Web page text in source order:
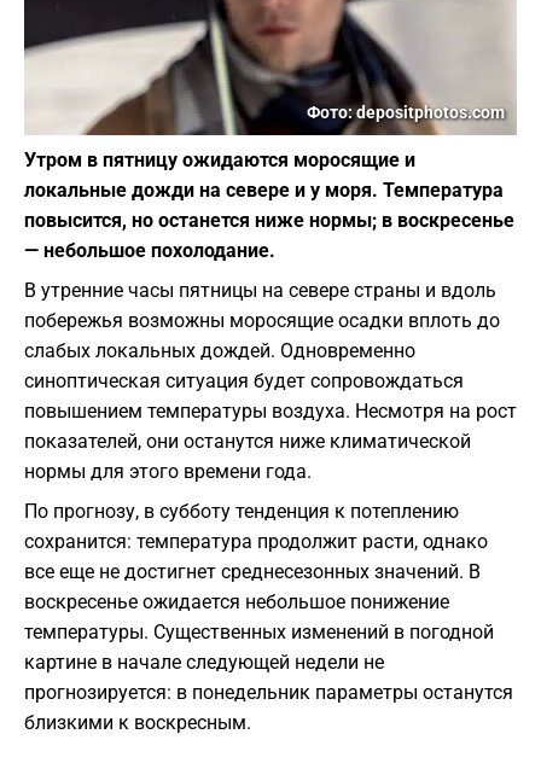
Фото: depositphotos.com
Утром в пятницу ожидаются моросящие и
локальные дожди на севере и у моря. Температура
повысится, но останется ниже нормы; в воскресенье
— небольшое похолодание.
В утренние часы пятницы на севере страны и вдоль
побережья возможны моросящие осадки вплоть до
слабых локальных дождей. Одновременно
синоптическая ситуация будет сопровождаться
повышением температуры воздуха. Несмотря на рост
показателей, они останутся ниже климатической
нормы для этого времени года.
По прогнозу, в субботу тенденция к потеплению
сохранится: температура продолжит расти, однако
все еще не достигнет среднесезонных значений. В
воскресенье ожидается небольшое понижение
температуры. Существенных изменений в погодной
картине в начале следующей недели не
прогнозируется: в понедельник параметры останутся
близкими к воскресным.